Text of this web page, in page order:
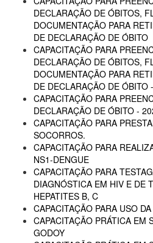
DECLARAÇÃO DE ÓBITOS,
DOCUMENTAÇÃO PARA
DE DECLARAÇÃO DE ÓBITO
CAPACITAÇÃO PARA
DECLARAÇÃO DE ÓBITOS,
DOCUMENTAÇÃO PARA
DE DECLARAÇÃO DE ÓBITO
CAPACITAÇÃO PARA
DECLARAÇÃO DE ÓBITO -
CAPACITAÇÃO PARA
SOCORROS.
CAPACITAÇÃO PARA
NS1-DENGUE
CAPACITAÇÃO PARA
DIAGNÓSTICA EM HIV E DE
HEPATITES B, C
CAPACITAÇÃO PARA USO
CAPACITAÇÃO PRÁTICA EM
GODOY